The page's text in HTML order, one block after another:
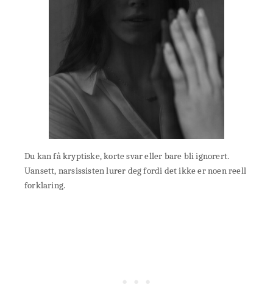
Du kan få kryptiske, korte svar eller bare bli ignorert.
Uansett, narsissisten lurer deg fordi det ikke er noen reell
forklaring.